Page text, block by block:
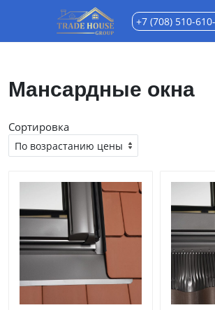
+7 (708) 510-
Мансардные окна
Сортировка